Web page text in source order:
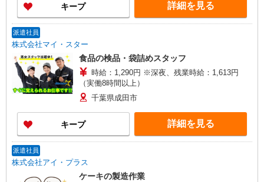
キープ 詳細を見る
派遣社員
株式会社マイ・スター
食品の検品・袋詰めスタッフ
時給：1,290円 ※深夜、残業時給：1,613円
（実働8時間以上）
千葉県成田市
キープ 詳細を見る
派遣社員
株式会社アイ・プラス
ケーキの製造作業